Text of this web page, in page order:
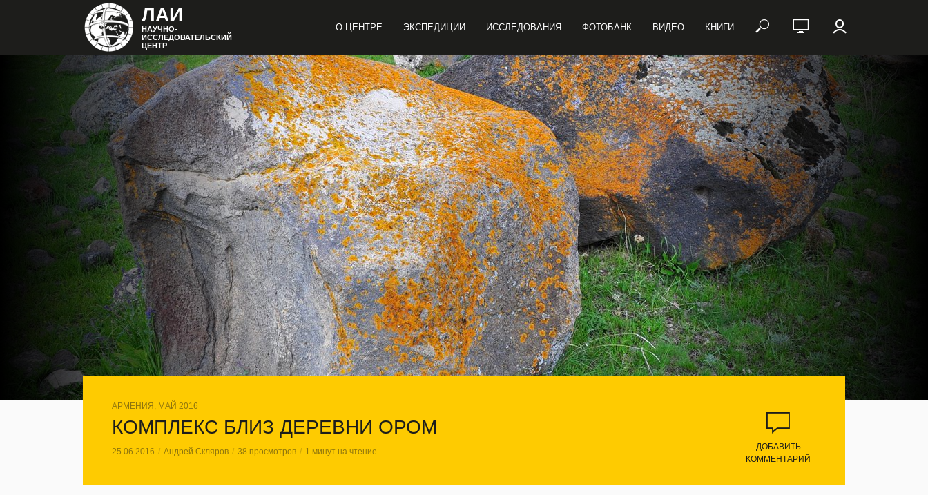
ЛАИ
НАУЧНО-
ИССЛЕДОВАТЕЛЬСКИЙ
ЦЕНТР
О ЦЕНТРЕ ЭКСПЕДИЦИИ ИССЛЕДОВАНИЯ ФОТОБАНК ВИДЕО КНИГИ
АРМЕНИЯ, МАЙ 2016
КОМПЛЕКС БЛИЗ ДЕРЕВНИ ОРОМ
25.06.2016 Андрей Скляров 38 просмотров 1 минут на чтение
ДОБАВИТЬ
КОММЕНТАРИЙ